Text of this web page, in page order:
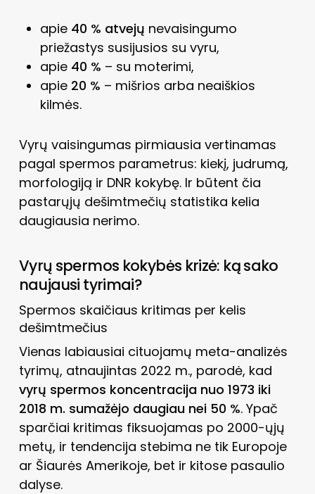
apie 40 % atvejų nevaisingumo
priežastys susijusios su vyru,
apie 40 % – su moterimi,
apie 20 % – mišrios arba neaiškios
kilmės.
Vyrų vaisingumas pirmiausia vertinamas
pagal spermos parametrus: kiekį, judrumą,
morfologiją ir DNR kokybę. Ir būtent čia
pastarųjų dešimtmečių statistika kelia
daugiausia nerimo.
Vyrų spermos kokybės krizė: ką sako
naujausi tyrimai?
Spermos skaičiaus kritimas per kelis
dešimtmečius
Vienas labiausiai cituojamų meta-analizės
tyrimų, atnaujintas 2022 m., parodė, kad
vyrų spermos koncentracija nuo 1973 iki
2018 m. sumažėjo daugiau nei 50 %. Ypač
sparčiai kritimas fiksuojamas po 2000-ųjų
metų, ir tendencija stebima ne tik Europoje
ar Šiaurės Amerikoje, bet ir kitose pasaulio
dalyse.